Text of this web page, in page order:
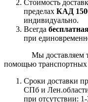
Стоимость
пределах КАД
индивидуально.
Всегда
при
Мы доставляем
помощью
Сроки доставки
СПб и
при отсутствии: